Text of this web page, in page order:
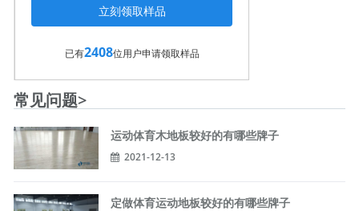
已有2408位用户申请领取样品
常见问题>
运动体育木地板较好的有哪些牌子
2021-12-13
定做体育运动地板较好的有哪些牌子